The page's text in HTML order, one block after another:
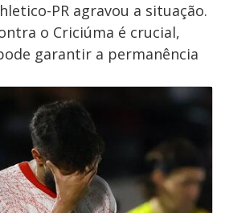
PR agravou a situação.
o Criciúma é crucial,
garantir a permanência